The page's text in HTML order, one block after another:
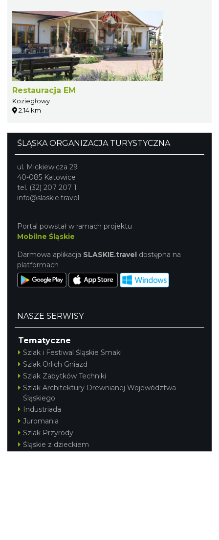
Restauracja EM
Koziegłowy
2.14 km
ŚLĄSKA ORGANIZACJA TURYSTYCZNA
ul. Mickiewicza 29
40-085 Katowice
tel. (32) 207 207 1
info@slaskie.travel
Portal powstał w ramach projektu
Mobilne Śląskie
Darmowa aplikacja SLASKIE.travel dostępna na
platformach
NASZE SERWISY
Tematyczne
Szlak i Festiwal Śląskie Smaki
Szlak Orlich Gniazd
Szlak Zabytków Techniki
Szlak Architektury Drewnianej Województwa
Śląskiego
Industriada
Juromania
Szlak Przyrody
Śląskie z dzieckiem